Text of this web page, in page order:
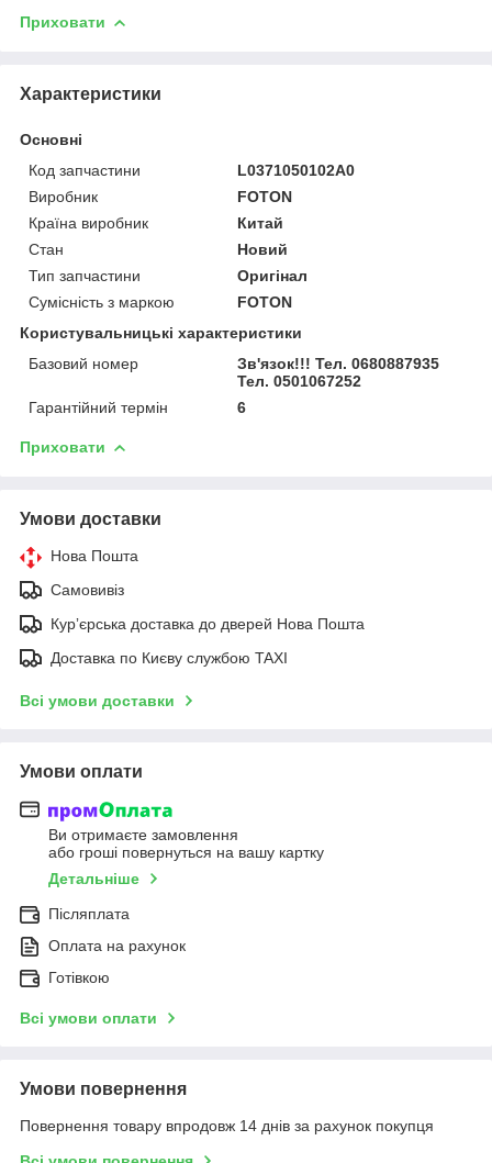
Приховати
Характеристики
Основні
Код запчастини
L0371050102A0
Виробник
FOTON
Країна виробник
Китай
Стан
Новий
Тип запчастини
Оригінал
Сумісність з маркою
FOTON
Користувальницькі характеристики
Базовий номер
Зв'язок!!! Тел. 0680887935
Тел. 0501067252
Гарантійний термін
6
Приховати
Умови доставки
Нова Пошта
Самовивіз
Курʼєрська доставка до дверей Нова Пошта
Доставка по Києву службою TAXI
Всі умови доставки
Умови оплати
Ви отримаєте замовлення
або гроші повернуться на вашу картку
Детальніше
Післяплата
Оплата на рахунок
Готівкою
Всі умови оплати
Умови повернення
Повернення товару впродовж 14 днів за рахунок покупця